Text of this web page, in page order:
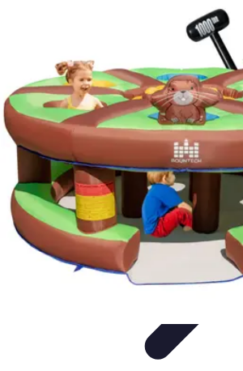
Accessibilité
Shopping Accessible